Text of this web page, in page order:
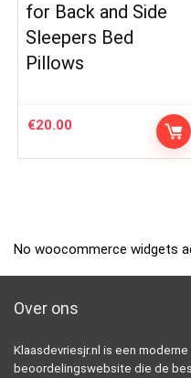
for Back and Side
Sleepers Bed
Pillows
€20.00
No woocommerce widgets
Over ons
Klaasdevriesjr.nl is een
beoordelingswebsite die de